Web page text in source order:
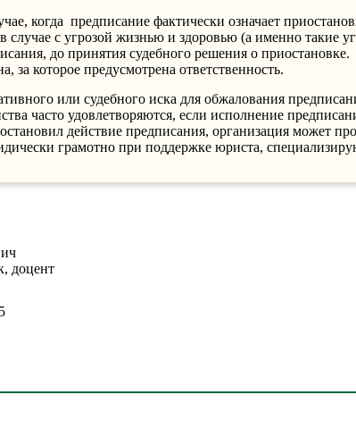
когда предписание фактически означает
с угрозой жизнью и здоровью (а именно такие
до принятия судебного решения о приостановке.
за которое предусмотрена ответственность.
или судебного иска для обжалования
часто удовлетворяются, если исполнение
действие предписания, организация может
грамотно при поддержке юриста,
доцент